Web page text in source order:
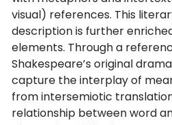
visual) references. This
description is further
elements. Through a
Shakespeare’s original
capture the interplay of
from intersemiotic
relationship between word